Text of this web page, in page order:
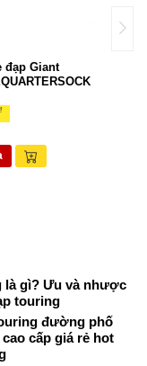
đạp Giant
là gì? Ưu và nhược
touring
đường phố
cấp giá rẻ hot